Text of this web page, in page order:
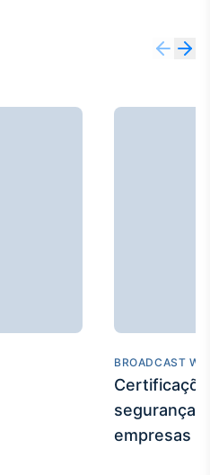
BROADCAST
segurança
empresas